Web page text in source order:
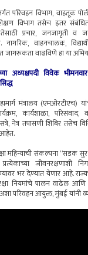
परिवहन विभाग, वाहतूक
विभाग तसेच इतर
प्रचार, जनजागृती व
नागरिक, वाहनचालक,
जागरूकता वाढविणे हा या
अध्यक्षपदी विवेक
मंत्रालय (एमओरटीएच)
कार्यशाळा,
सत्रे, नेत्र तपासणी शिबिर तसेच
महिन्याची संकल्पना “सडक
जीवनरक्षणाशी
भर देण्यात येणार आहे.
नियमांचे पालन वाढेल आणि
परिवहन आयुक्त, मुंबई यांनी